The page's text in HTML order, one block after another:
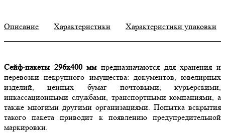
Описание Характеристики Характеристики упаковки
Сейф-пакеты 296х400 ммпредназначаются для хранения и
перевозки некрупного имущества: документов, ювелирных
изделий, ценных бумаг почтовыми, курьерскими,
инкассационными службами, транспортными компаниями, а
также многими другими организациями. Попытка вскрытия
такого пакета приводит к появлению предупредительной
маркировки.